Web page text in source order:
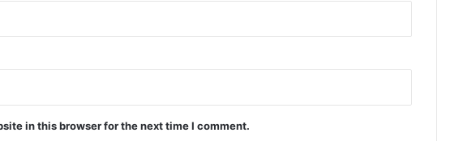
in this browser for the next time I comment.